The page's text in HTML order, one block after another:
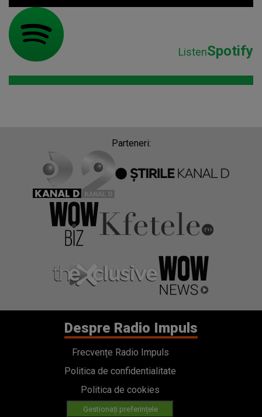
ListenSpotify
Parteneri:
Despre Radio Impuls
Frecvențe Radio Impuls
Politica de confidentialitate
Politica de cookies
Gestionați preferințele